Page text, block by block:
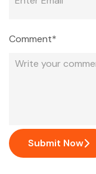
Comment*
Submit Now